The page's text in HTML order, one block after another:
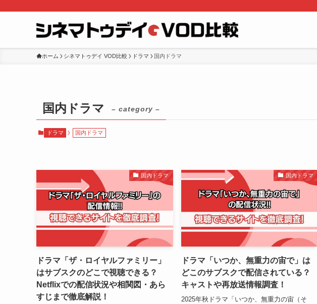
ホーム シネマトゥデイ VOD比較 ドラマ 国内ドラマ
国内ドラマ – category –
ドラマ 国内ドラマ
国内ドラマ
ドラマ「ザ・ロイヤルファミリー」
はサブスクのどこで視聴できる？
Netflixでの配信状況や相関図・あら
すじまで徹底解説！
国内ドラマ
ドラマ「いつか、無重力の宙で」は
どこのサブスクで配信されている？
キャストや再放送情報調査！
2025年秋ドラマ「いつか、無重力の宙（そ